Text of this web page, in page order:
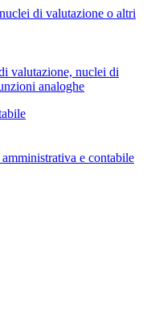
di valutazione o altri
valutazione, nuclei di
analoghe
e contabile